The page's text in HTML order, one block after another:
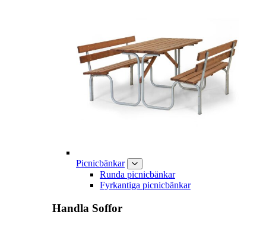
Picnicbänkar
Runda picnicbänkar
Fyrkantiga picnicbänkar
Handla Soffor